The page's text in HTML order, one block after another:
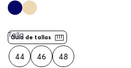
Guía de tallas
Talla
44 46 48